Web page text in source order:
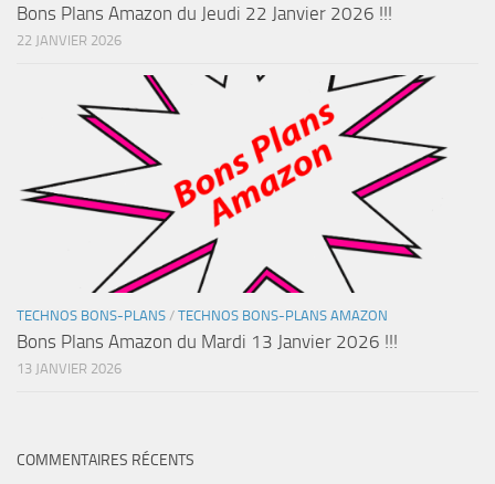
Bons Plans Amazon du Jeudi 22 Janvier 2026 !!!
22 JANVIER 2026
TECHNOS BONS-PLANS / TECHNOS BONS-PLANS AMAZON
Bons Plans Amazon du Mardi 13 Janvier 2026 !!!
13 JANVIER 2026
COMMENTAIRES RÉCENTS